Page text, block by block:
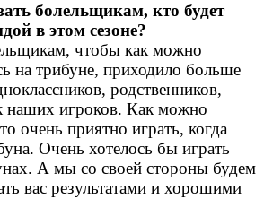
болельщикам, кто будет
в этом сезоне?
чтобы как можно
на трибуне, приходило больше
родственников,
наших игроков. Как можно
очень приятно играть, когда
Очень хотелось бы играть
А мы со своей стороны будем
вас результатами и хорошими